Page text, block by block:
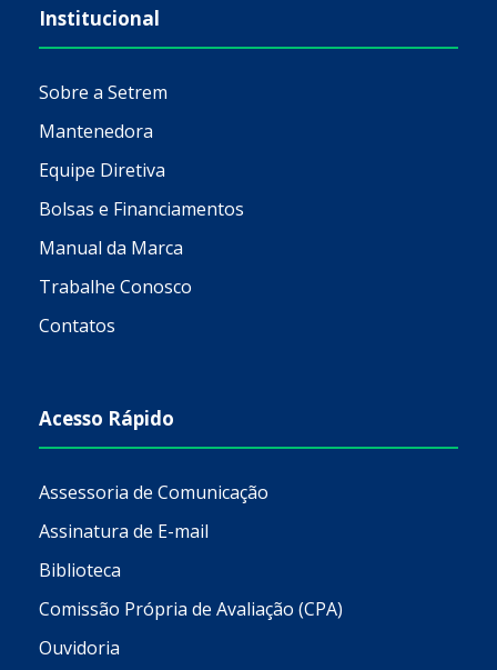
Institucional
Sobre a Setrem
Mantenedora
Equipe Diretiva
Bolsas e Financiamentos
Manual da Marca
Trabalhe Conosco
Contatos
Acesso Rápido
Assessoria de Comunicação
Assinatura de E-mail
Biblioteca
Comissão Própria de Avaliação (CPA)
Ouvidoria